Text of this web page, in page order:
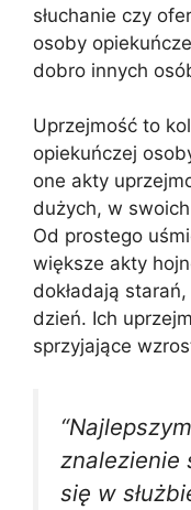
słuchanie czy
osoby
dobro innych
Uprzejmość to
opiekuńczej
one akty
dużych, w
Od prostego
większe akty
dokładają
dzień. Ich
sprzyjające
znalezienie
się w